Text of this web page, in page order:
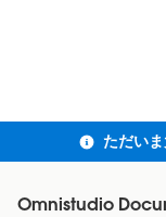
Omnistudio